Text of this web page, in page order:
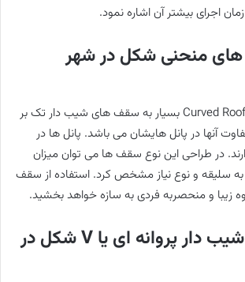
اجرای بیشتر آن اشاره نمود.
منحنی شکل در شهر
سقف های منحنی یا Curved Roof بسیار به سقف های شیب دار تک بر
آنها در پانل هایشان می باشد. پانل ها در
در طراحی این نوع سقف ها می توان میزان
سلیقه و نوع نیاز مشخص کرد. استفاده از سقف
و منحصربه فردی به سازه خواهد بخشید.
·اجرای سقف شیب دار پروانه ای یا V شکل در